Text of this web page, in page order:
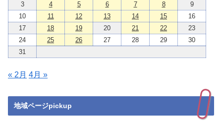
3
4 5 6 7 8
9
10
11 12 13 14 15
16
17
18 19 20 21 22
23
24
25 26 27 28 29
30
31
« 2月 4月 »
地域ページpickup